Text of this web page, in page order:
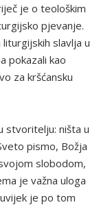
je o teološkim
pjevanje.
slavlja u
pokazali kao
za kršćansku
stvoritelju: ništa u
pismo, Božja
slobodom,
je važna uloga
je po tom